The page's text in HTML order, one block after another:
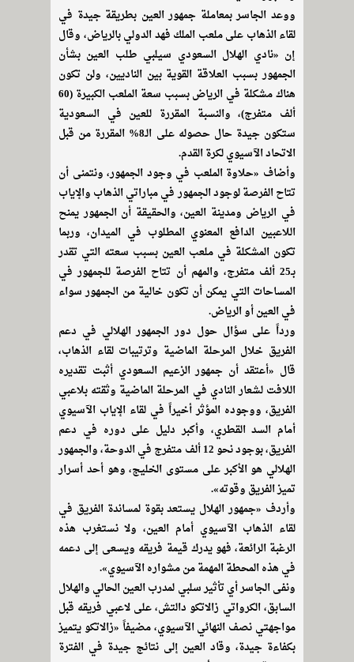
ووعد الجاسر بمعاملة جمهور العين بطريقة جيدة في
لقاء الذهاب على ملعب الملك فهد الدولي بالرياض، وقال
إن «نادي الهلال السعودي سيلبي طلب العين بشأن
الجمهور بسبب العلاقة القوية بين الناديين، ولن تكون
هناك مشكلة في الرياض بسبب سعة الملعب الكبيرة (60
ألف متفرج)، والنسبة المقررة للعين في السعودية
ستكون جيدة حال حصوله على الـ8% المقررة من قبل
الاتحاد الآسيوي لكرة القدم.
وأضاف «حلاوة الملعب في وجود الجمهور، ونتمنى أن
تتاح الفرصة لوجود الجمهور في مباراتي الذهاب والإياب
في الرياض ومدينة العين، والحقيقة أن الجمهور يمنح
اللاعبين الدافع المعنوي المطلوب في الميدان، وربما
تكون المشكلة في ملعب العين بسبب سعته التي تقدر
بـ25 ألف متفرج، والمهم أن تتاح الفرصة للجمهور في
المساحات التي يمكن أن تكون خالية من الجمهور سواء
في العين أو الرياض.
ورداً على سؤال حول دور الجمهور الهلالي في دعم
الفريق خلال المرحلة الماضية وترتيبات لقاء الذهاب،
قال «أعتقد أن جمهور الزعيم السعودي أثبت تقديره
اللافت لشعار النادي في المرحلة الماضية وثقته بلاعبي
الفريق، ووجوده المؤثر أخيراً في لقاء الإياب الآسيوي
أمام السد القطري، وأكبر دليل على دوره في دعم
الفريق، بوجود نحو 12 ألف متفرج في الدوحة، والجمهور
الهلالي هو الأكبر على مستوى الخليج، وهو أحد أسرار
تميز الفريق وقوته».
وأردف «جمهور الهلال يستعد بقوة لمساندة الفريق في
لقاء الذهاب الآسيوي أمام العين، ولا نستغرب هذه
الرغبة الرائعة، فهو يدرك قيمة فريقه ويسعى إلى دعمه
في هذه المحطة المهمة من مشواره الآسيوي».
ونفى الجاسر أي تأثير سلبي لمدرب العين الحالي والهلال
السابق، الكرواتي زالاتكو دالتش، على لاعبي فريقه قبل
مواجهتي نصف النهائي الآسيوي، مضيفاً «زالاتكو يتميز
بكفاءة جيدة، وقاد العين إلى نتائج جيدة في الفترة